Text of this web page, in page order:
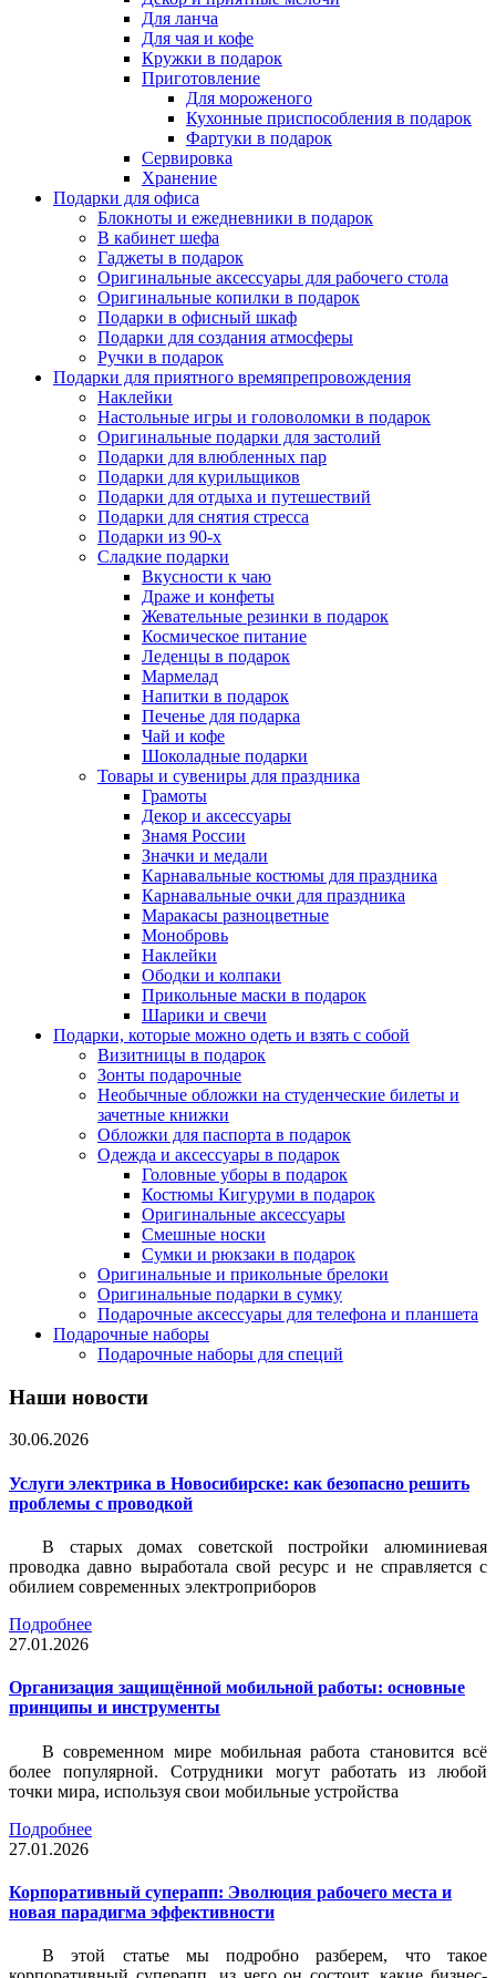
Для ланча
Для чая и кофе
Кружки в подарок
Приготовление
Для мороженого
Кухонные приспособления в подарок
Фартуки в подарок
Сервировка
Хранение
Подарки для офиса
Блокноты и ежедневники в подарок
В кабинет шефа
Гаджеты в подарок
Оригинальные аксессуары для рабочего стола
Оригинальные копилки в подарок
Подарки в офисный шкаф
Подарки для создания атмосферы
Ручки в подарок
Подарки для приятного времяпрепровождения
Наклейки
Настольные игры и головоломки в подарок
Оригинальные подарки для застолий
Подарки для влюбленных пар
Подарки для курильщиков
Подарки для отдыха и путешествий
Подарки для снятия стресса
Подарки из 90-х
Сладкие подарки
Вкусности к чаю
Драже и конфеты
Жевательные резинки в подарок
Космическое питание
Леденцы в подарок
Мармелад
Напитки в подарок
Печенье для подарка
Чай и кофе
Шоколадные подарки
Товары и сувениры для праздника
Грамоты
Декор и аксессуары
Знамя России
Значки и медали
Карнавальные костюмы для праздника
Карнавальные очки для праздника
Маракасы разноцветные
Монобровь
Наклейки
Ободки и колпаки
Прикольные маски в подарок
Шарики и свечи
Подарки, которые можно одеть и взять с собой
Визитницы в подарок
Зонты подарочные
Необычные обложки на студенческие билеты и
зачетные книжки
Обложки для паспорта в подарок
Одежда и аксессуары в подарок
Головные уборы в подарок
Костюмы Кигуруми в подарок
Оригинальные аксессуары
Смешные носки
Сумки и рюкзаки в подарок
Оригинальные и прикольные брелоки
Оригинальные подарки в сумку
Подарочные аксессуары для телефона и планшета
Подарочные наборы
Подарочные наборы для специй
Наши новости
30.06.2026
Услуги электрика в Новосибирске: как безопасно решить
проблемы с проводкой
В старых домах советской постройки алюминиевая
проводка давно выработала свой ресурс и не справляется с
обилием современных электроприборов
Подробнее
27.01.2026
Организация защищённой мобильной работы: основные
принципы и инструменты
В современном мире мобильная работа становится всё
более популярной. Сотрудники могут работать из любой
точки мира, используя свои мобильные устройства
Подробнее
27.01.2026
Корпоративный суперапп: Эволюция рабочего места и
новая парадигма эффективности
В этой статье мы подробно разберем, что такое